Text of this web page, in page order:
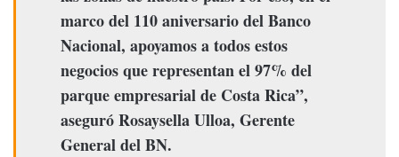
marco del 110 aniversario del Banco
Nacional, apoyamos a todos estos
negocios que representan el 97% del
parque empresarial de Costa Rica”,
aseguró Rosaysella Ulloa, Gerente
General del BN.